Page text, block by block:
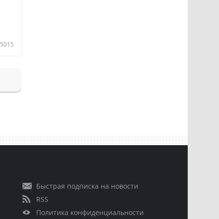
5015
Быстрая подписка на новости
RSS
Политика конфиденциальности